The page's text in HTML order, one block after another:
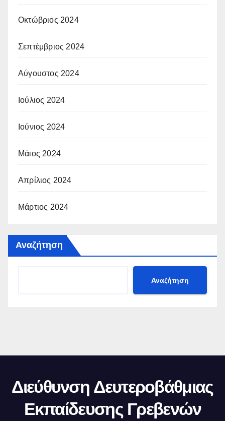
Οκτώβριος 2024
Σεπτέμβριος 2024
Αύγουστος 2024
Ιούλιος 2024
Ιούνιος 2024
Μάιος 2024
Απρίλιος 2024
Μάρτιος 2024
Αναζήτηση
Αναζήτηση
Διεύθυνση Δευτεροβάθμιας
Εκπαίδευσης Γρεβενών